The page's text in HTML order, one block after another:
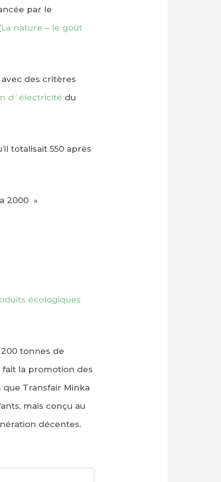
par le
La nature – le goût
avec des critères
d´électricité du
totalisait 550 après
2000 »
écologiques
tonnes de
fait la promotion des
Transfair Minka
mais conçu au
décentes.